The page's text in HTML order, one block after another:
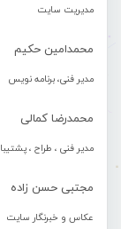
مدیریت سایت
محمدامین حکیم
مدیر فنی، برنامه نویس
محمدرضا کمالی
مدیر فنی ، طراح ،
مجتبی حسن زاده
عکاس و خبرنگار سایت